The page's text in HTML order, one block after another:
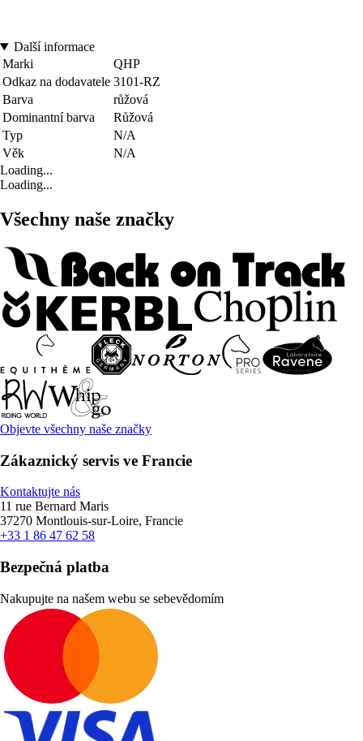
Další informace
Marki
QHP
Odkaz na dodavatele 3101-RZ
Barva
růžová
Dominantní barva
Růžová
Typ
N/A
Věk
N/A
Loading...
Loading...
Všechny naše značky
Objevte všechny naše značky
Zákaznický servis ve Francie
Kontaktujte nás
11 rue Bernard Maris
37270 Montlouis-sur-Loire, Francie
+33 1 86 47 62 58
Bezpečná platba
Nakupujte na našem webu se sebevědomím